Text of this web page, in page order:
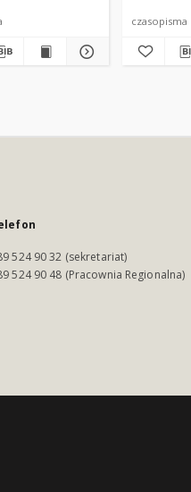
czasopisma
524 90 32 (sekretariat)
524 90 48 (Pracownia Regionalna)